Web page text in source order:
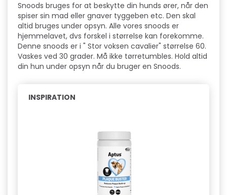
Snoods bruges for at beskytte din hunds ører, når den
spiser sin mad eller gnaver tyggeben etc. Den skal
altid bruges under opsyn. Alle vores snoods er
hjemmelavet, dvs forskel i størrelse kan forekomme.
Denne snoods er i " Stor voksen cavalier" størrelse 60.
Vaskes ved 30 grader. Må ikke tørretumbles. Hold altid
din hun under opsyn når du bruger en Snoods.
INSPIRATION